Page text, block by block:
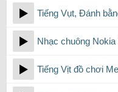
Tiếng Vụt, Đánh
Nhạc chuông
Tiếng Vịt đồ chơi